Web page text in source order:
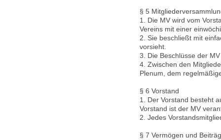
§ 5
1. Die MV wird vom
Vereins mit einer
2. Sie beschließt mit
vorsieht.
3. Die Beschlüsse der
4. Zwischen den
Plenum, dem
§ 6 Vorstand
1. Der Vorstand besteht
Vorstand ist der MV
2. Jedes
§ 7 Vermögen und